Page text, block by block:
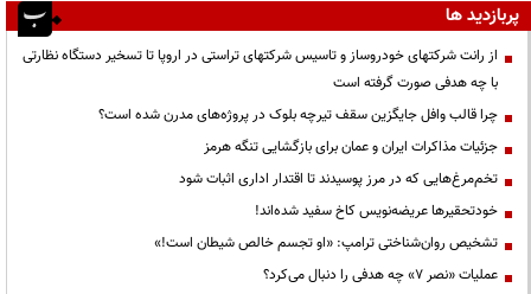
پربازدید ها
از رانت‌ شرکتهای خودروساز و تاسیس شرکتهای تراستی در اروپا تا تسخیر دستگاه نظارتی
با چه هدفی صورت گرفته است
چرا قالب وافل جایگزین سقف تیرچه بلوک در پروژه‌های مدرن شده است؟
جزئیات مذاکرات ایران و عمان برای بازگشایی تنگه هرمز
تخم‌مرغ‌هایی که در مرز پوسیدند تا اقتدار اداری اثبات شود
خودتحقیرها عریضه‌نویس کاخ سفید شده‌اند!
تشخیص روان‌شناختی ترامپ: «او تجسم خالص شیطان است!»
عملیات «نصر ۷» چه هدفی را دنبال می‌کرد؟